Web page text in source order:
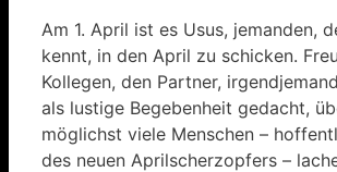
Am 1. April ist es Usus, jemanden,
kennt, in den April zu schicken.
Kollegen, den Partner,
als lustige Begebenheit gedacht,
möglichst viele Menschen –
des neuen Aprilscherzopfers –